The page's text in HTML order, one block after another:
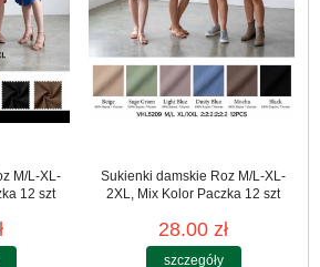
M/L-XL-
12 szt
Sukienki damskie Roz M/L-XL-
2XL, Mix Kolor Paczka 12 szt
28.00 zł
szczegóły